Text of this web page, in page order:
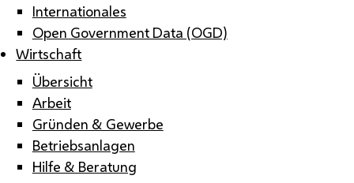
Internationales
Open Government Data (OGD)
Wirtschaft
Übersicht
Arbeit
Gründen & Gewerbe
Betriebsanlagen
Hilfe & Beratung